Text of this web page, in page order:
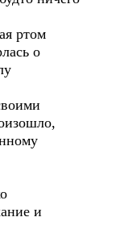
ртом
о
и